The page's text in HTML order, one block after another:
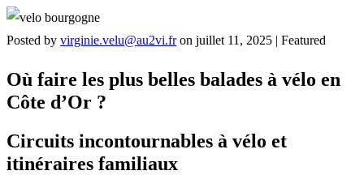
Posted by virginie.velu@au2vi.fr on juillet 11, 2025 | Featured
Où faire les plus belles balades à vélo en
Côte d’Or ?
Circuits incontournables à vélo et
itinéraires familiaux